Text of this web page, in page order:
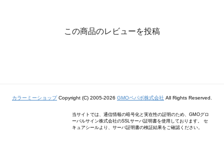
この商品のレビューを投稿
カラーミーショップCopyright (C) 2005-2026 GMOペパボ株式会社 All Rights Reserved.
当サイトでは、通信情報の暗号化と実在性の証明のため、GMOグロ
ーバルサイン株式会社のSSLサーバ証明書を使用しております。 セ
キュアシールより、サーバ証明書の検証結果をご確認ください。